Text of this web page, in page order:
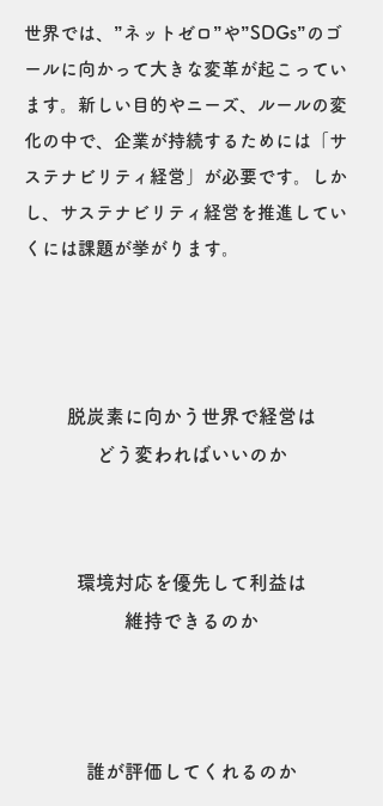
世界では、”ネットゼロ”や”SDGs”のゴ
ールに向かって大きな変革が起こってい
ます。新しい目的やニーズ、ルールの変
化の中で、企業が持続するためには「サ
ステナビリティ経営」が必要です。
しか
し、サステナビリティ経営を推進してい
くには課題が挙がります。
脱炭素に向かう世界で経営は
どう変わればいいのか
環境対応を優先して利益は
維持できるのか
誰が評価してくれるのか